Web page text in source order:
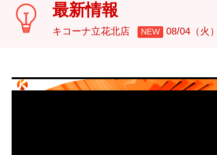
最新情報
キコーナ立花北店 NEW 08/04（火